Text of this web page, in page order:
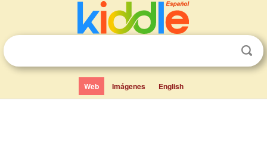
Web Imágenes English